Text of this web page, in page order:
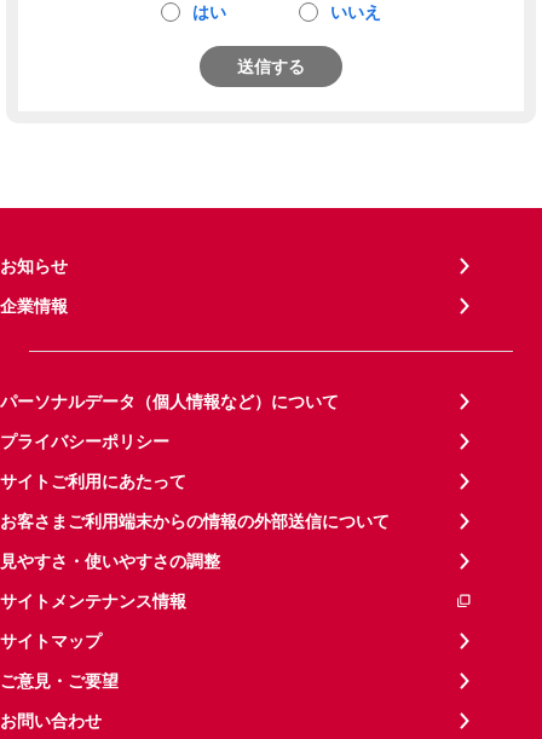
はい いいえ
送信する
お知らせ
企業情報
パーソナルデータ（個人情報など）について
プライバシーポリシー
サイトご利用にあたって
お客さまご利用端末からの情報の外部送信について
見やすさ・使いやすさの調整
サイトメンテナンス情報
サイトマップ
ご意見・ご要望
お問い合わせ